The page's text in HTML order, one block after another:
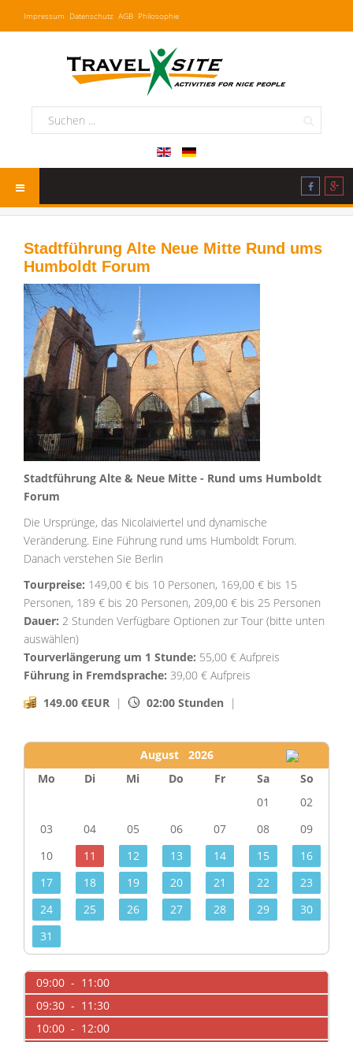
Impressum Datenschutz AGB Philosophie
Stadtführung Alte Neue Mitte Rund ums
Humboldt Forum
Stadtführung Alte & Neue Mitte - Rund ums Humboldt
Forum
Die Ursprünge, das Nicolaiviertel und dynamische
Veränderung. Eine Führung rund ums Humboldt Forum.
Danach verstehen Sie Berlin
Tourpreise: 149,00 € bis 10 Personen, 169,00 € bis 15
Personen, 189 € bis 20 Personen, 209,00 € bis 25 Personen
Dauer: 2 Stunden Verfügbare Optionen zur Tour (bitte unten
auswählen)
Tourverlängerung um 1 Stunde: 55,00 € Aufpreis
Führung in Fremdsprache: 39,00 € Aufpreis
149.00 €EUR | 02:00 Stunden |
August 2026
Mo
Di Mi Do Fr Sa
So
01
02
03
04 05 06 07 08
09
10
11 12 13 14 15
16
17
18 19 20 21 22
23
24
25 26 27 28 29
30
31
09:00 - 11:00
09:30 - 11:30
10:00 - 12:00